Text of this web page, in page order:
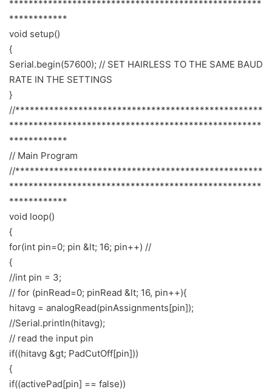
****************************************************
************
void setup()
{
Serial.begin(57600); // SET HAIRLESS TO THE SAME BAUD
RATE IN THE SETTINGS
}
//***************************************************
****************************************************
************
// Main Program
//***************************************************
****************************************************
************
void loop()
{
for(int pin=0; pin &lt; 16; pin++) //
{
//int pin = 3;
// for (pinRead=0; pinRead &lt; 16, pin++){
hitavg = analogRead(pinAssignments[pin]);
//Serial.println(hitavg);
// read the input pin
if((hitavg &gt; PadCutOff[pin]))
{
if((activePad[pin] == false))